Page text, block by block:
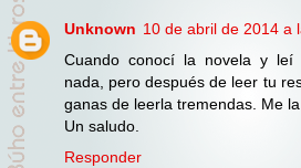
Unknown 10 de abril de 2014 a
Cuando conocí la novela y
nada, pero después de leer tu
ganas de leerla tremendas. Me
Un saludo.
Responder